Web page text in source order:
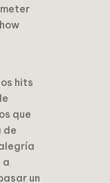
hits
que
de
a
un